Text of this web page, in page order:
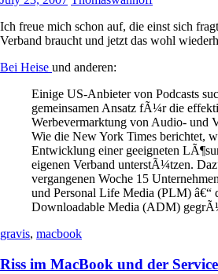
Ich freue mich schon auf, die einst sich
Verband braucht und jetzt das wohl
Bei Heise und anderen:
Einige US-Anbieter von Podcasts
gemeinsamen Ansatz fÃ¼r die
Werbevermarktung von Audio- und
Wie die New York Times berichtet,
Entwicklung einer geeigneten
eigenen Verband unterstÃ¼tzen.
vergangenen Woche 15
und Personal Life Media (PLM) â€“
Downloadable Media (ADM)
gravis, macbook
Riss im MacBook und der